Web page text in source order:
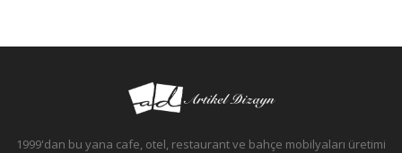
1999'dan bu yana cafe, otel, restaurant ve bahçe mobilyaları üretimi